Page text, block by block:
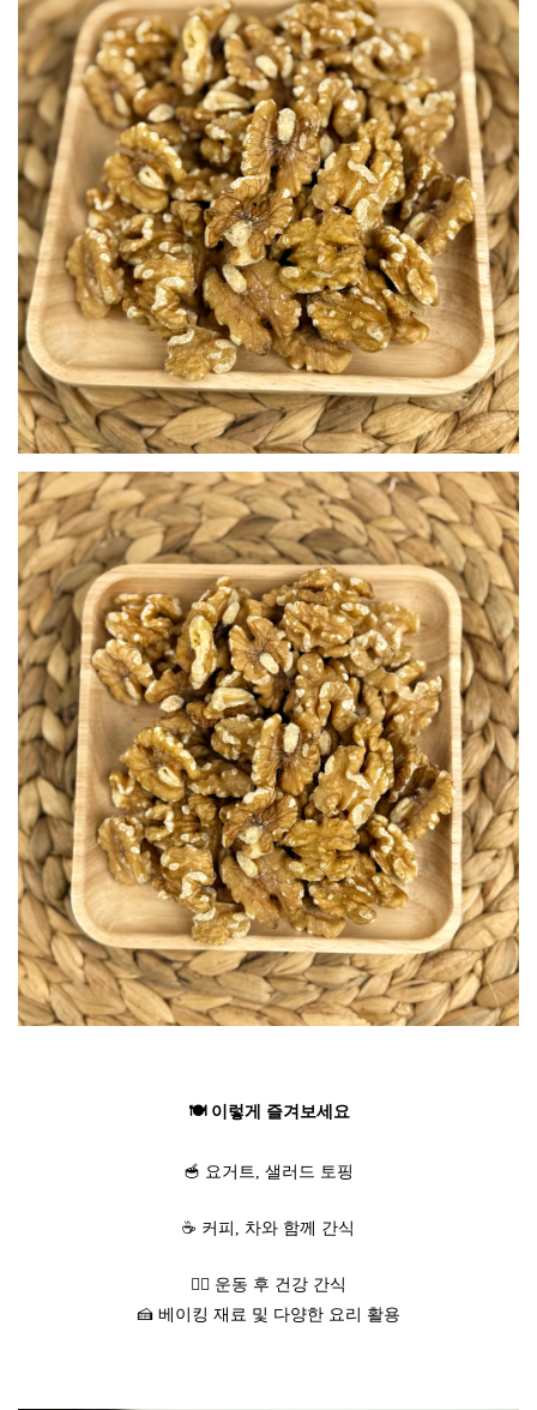
🍽 이렇게 즐겨보세요
🥣 요거트, 샐러드 토핑
☕ 커피, 차와 함께 간식
🏃‍♀️ 운동 후 건강 간식
🍰 베이킹 재료 및 다양한 요리 활용